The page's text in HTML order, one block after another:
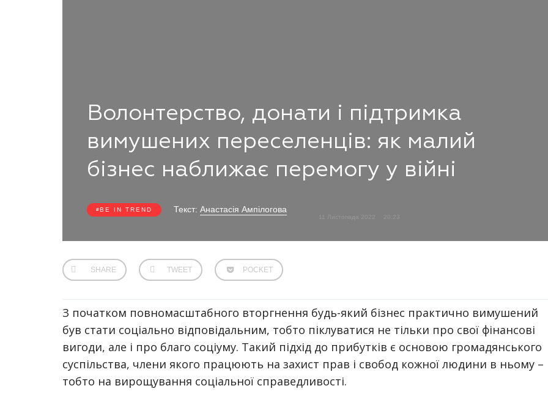
Волонтерство, донати і підтримка
вимушених переселенців: як малий
бізнес наближає перемогу у війні
BE IN TREND Текст: Анастасія Ампілогова
11 Листопада 2022
SHARE TWEET POCKET
З початком повномасштабного вторгнення будь-який бізнес практично вимушений
був стати соціально відповідальним, тобто піклуватися не тільки про свої фінансові
вигоди, але і про благо соціуму. Такий підхід до прибутків є основою громадянського
суспільства, члени якого працюють на захист прав і свобод кожної людини в ньому –
тобто на вирощування соціальної справедливості.